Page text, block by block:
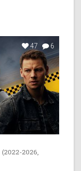
47 6
(2022-2026,